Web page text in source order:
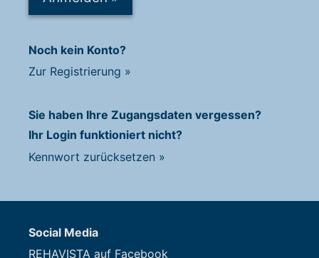
Noch kein Konto?
Zur Registrierung »
Sie haben Ihre Zugangsdaten vergessen?
Ihr Login funktioniert nicht?
Kennwort zurücksetzen »
Social Media
REHAVISTA auf Facebook